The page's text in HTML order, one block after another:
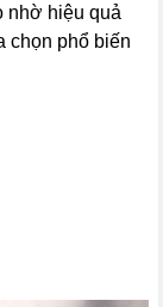
nhờ hiệu quả
chọn phổ biến